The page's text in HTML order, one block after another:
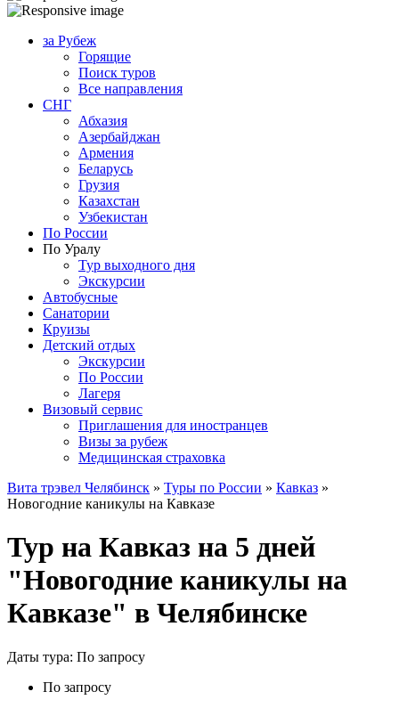
за Рубеж
Горящие
Поиск туров
Все направления
СНГ
Абхазия
Азербайджан
Армения
Беларусь
Грузия
Казахстан
Узбекистан
По России
По Уралу
Тур выходного дня
Экскурсии
Автобусные
Санатории
Круизы
Детский отдых
Экскурсии
По России
Лагеря
Визовый сервис
Приглашения для иностранцев
Визы за рубеж
Медицинская страховка
Вита трэвел Челябинск » Туры по России » Кавказ »
Новогодние каникулы на Кавказе
Тур на Кавказ на 5 дней
"Новогодние каникулы на
Кавказе" в Челябинске
Даты тура: По запросу
По запросу